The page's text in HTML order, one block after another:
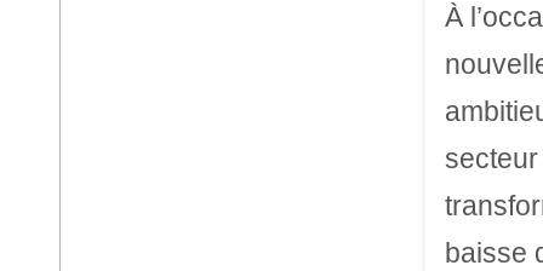
À
baisse